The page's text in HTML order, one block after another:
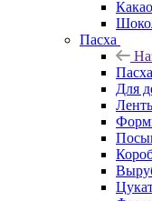
Пасха
Пасха
Для